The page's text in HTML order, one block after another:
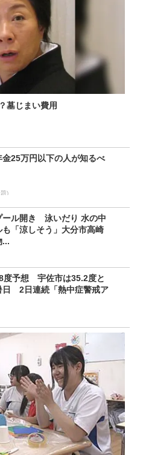
墓じまい費用
金25万円以下の人が知るべ
)
ール開き 泳いだり 水の中
も「涼しそう」大分市高崎
...
度予想 宇佐市は35.2度と
日 2日連続「熱中症警戒ア